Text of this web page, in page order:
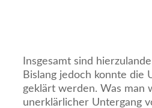
Insgesamt sind
Bislang jedoch konnte die
geklärt werden. Was man
unerklärlicher Untergang